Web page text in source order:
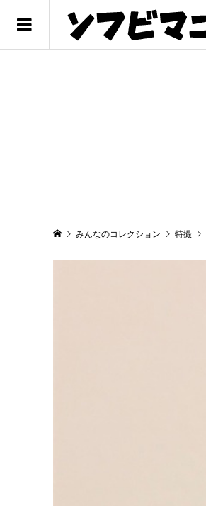
みんなのコレクション 特撮